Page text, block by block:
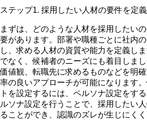
ステップ1. 採用したい人材の要件を定
まずは、どのような人材を採用したい
要があります。部署や職種ごとに社内
し、求める人材の資質や能力を定義し
でなく、候補者のニーズにも着目しま
価値観、転職先に求めるものなどを明
率の良いアプローチが可能になります
トを設定するには、ペルソナ設定をす
ルソナ設定を行うことで、採用したい
ることができ、認識のズレが生じにく